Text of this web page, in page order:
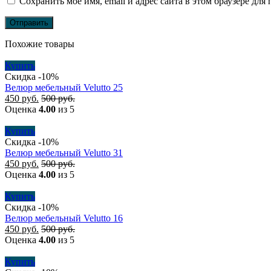
Похожие товары
Купить
Скидка -10%
Велюр мебельный Velutto 25
450 руб. 500руб.
Оценка 4.00 из 5
Купить
Скидка -10%
Велюр мебельный Velutto 31
450 руб. 500руб.
Оценка 4.00 из 5
Купить
Скидка -10%
Велюр мебельный Velutto 16
450 руб. 500руб.
Оценка 4.00 из 5
Купить